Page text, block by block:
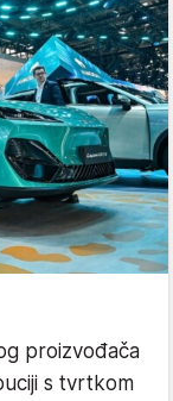
proizvođača
s tvrtkom